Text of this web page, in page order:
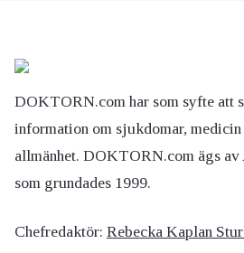
DOKTORN.com har som syfte att
information om sjukdomar,
allmänhet. DOKTORN.com ägs
som grundades 1999.
Chefredaktör: Rebecka Kaplan